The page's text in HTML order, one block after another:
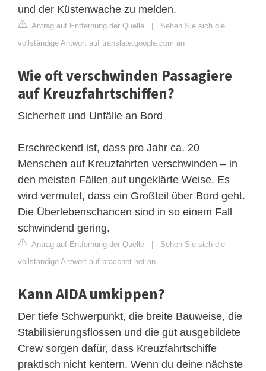
und der Küstenwache zu melden.
Antrag auf Entfernung der Quelle | Sehen Sie sich die
vollständige Antwort auf translate.google.com an
Wie oft verschwinden Passagiere
auf Kreuzfahrtschiffen?
Sicherheit und Unfälle an Bord
Erschreckend ist, dass pro Jahr ca. 20
Menschen auf Kreuzfahrten verschwinden – in
den meisten Fällen auf ungeklärte Weise. Es
wird vermutet, dass ein Großteil über Bord geht.
Die Überlebenschancen sind in so einem Fall
schwindend gering.
Antrag auf Entfernung der Quelle | Sehen Sie sich die
vollständige Antwort auf bracenet.net an
Kann AIDA umkippen?
Der tiefe Schwerpunkt, die breite Bauweise, die
Stabilisierungsflossen und die gut ausgebildete
Crew sorgen dafür, dass Kreuzfahrtschiffe
praktisch nicht kentern. Wenn du deine nächste